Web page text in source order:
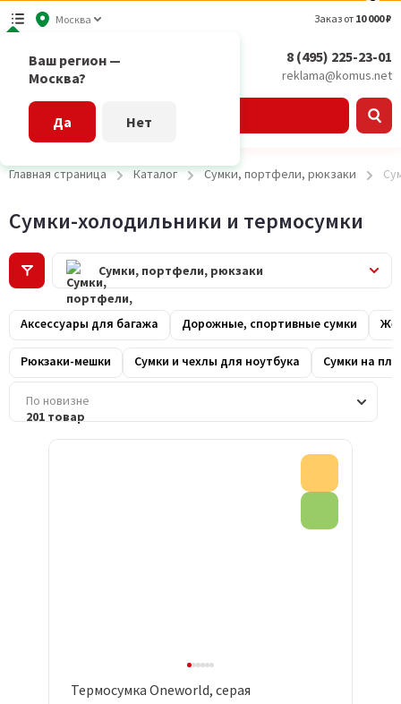
Москва
Ваш регион —
Москва?
Да Нет
Заказ от 10 000 ₽
8 (495) 225-23-01
reklama@komus.net
Главная страница Каталог Сумки, портфели, рюкзаки
Сумки-холодильники и термосумки
Сумки, портфели, рюкзаки
Аксессуары для багажа Дорожные, спортивные сумки
Рюкзаки-мешки Сумки и чехлы для ноутбука Сумки на
По новизне
201 товар
Термосумка Oneworld, серая